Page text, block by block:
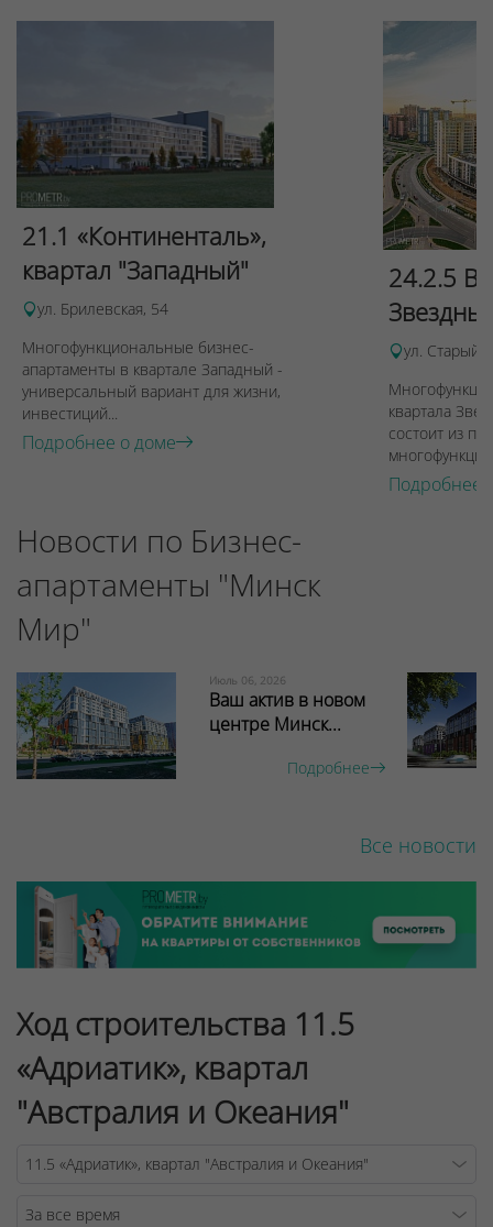
21.1 «Континенталь»,
квартал "Западный"
ул. Брилевская, 54
Многофункциональные бизнес-
апартаменты в квартале Западный -
универсальный вариант для жизни,
инвестиций...
Подробнее о доме
24.2.5
ул. Старый
квартала
состоит из
Подробнее
Новости по Бизнес-
апартаменты "Минск
Мир"
Июль 06, 2026
Ваш актив в новом
центре Минск...
Подробнее
Все новости
Ход строительства 11.5
«Адриатик», квартал
"Австралия и Океания"